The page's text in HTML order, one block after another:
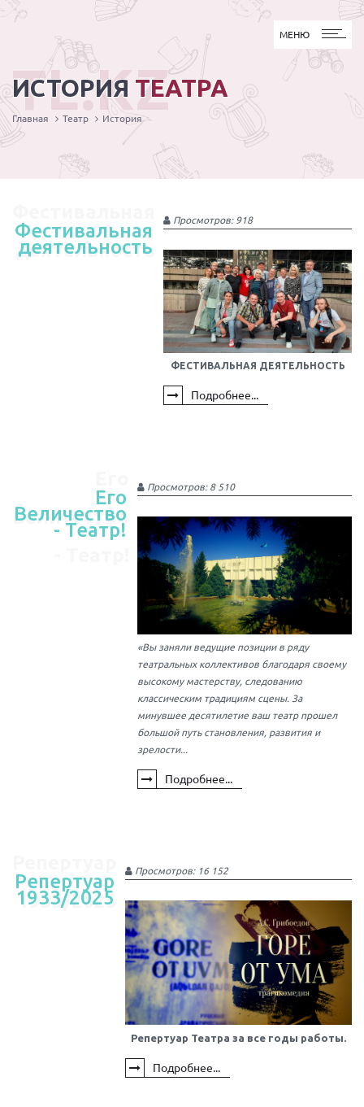
МЕНЮ
МЕНЮ
ИСТОРИЯ ТЕАТРА
TL.KZ
Главная Театр История
деятельность
Фестивальная
деятельность
Просмотров: 918
ФЕСТИВАЛЬНАЯ ДЕЯТЕЛЬНОСТЬ
Подробнее...
Величество
Его
Величество
- Театр!
Просмотров: 8 510
«Вы заняли ведущие позиции в ряду
театральных коллективов благодаря своему
высокому мастерству, следованию
классическим традициям сцены. За
минувшее десятилетие ваш театр прошел
большой путь становления, развития и
зрелости...
Подробнее...
1933/2025
Репертуар
1933/2025
Просмотров: 16 152
Репертуар Театра за все годы работы.
Подробнее...